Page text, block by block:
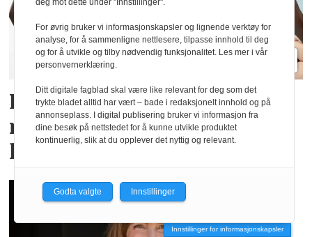
Lindex og Mammut lanserer
menstruse for en aktiv
livsstil
Innstillinger for informasjonskapsler
deg mot dette under "Innstillinger".
For øvrig bruker vi informasjonskapsler og lignende verktøy for
analyse, for å sammenligne nettlesere, tilpasse innhold til deg
og for å utvikle og tilby nødvendig funksjonalitet. Les mer i vår
personvernerklæring.
Ditt digitale fagblad skal være like relevant for deg som det
trykte bladet alltid har vært – bade i redaksjonelt innhold og på
annonseplass. I digital publisering bruker vi informasjon fra
dine besøk på nettstedet for å kunne utvikle produktet
kontinuerlig, slik at du opplever det nyttig og relevant.
Godta valgte Innstillinger